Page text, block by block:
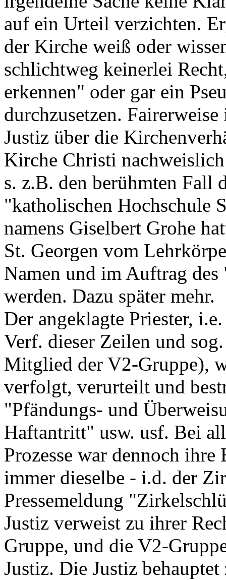
auf ein Urteil verzichten.
der Kirche weiß oder
schlichtweg keinerlei
erkennen" oder gar ein
durchzusetzen.
Justiz über die
Kirche Christi
s. z.B. den berühmten Fall
"katholischen Hochschule
namens Giselbert Grohe
St. Georgen vom
Namen und im Auftrag
werden. Dazu später mehr.
Der angeklagte Priester,
Verf. dieser Zeilen und
Mitglied der V2-Gruppe),
verfolgt, verurteilt und
"Pfändungs- und
Haftantritt" usw. usf. Bei
Prozesse war dennoch
immer dieselbe - i.d. der
Pressemeldung
Justiz verweist zu ihrer
Gruppe, und die V2-
Justiz. Die Justiz